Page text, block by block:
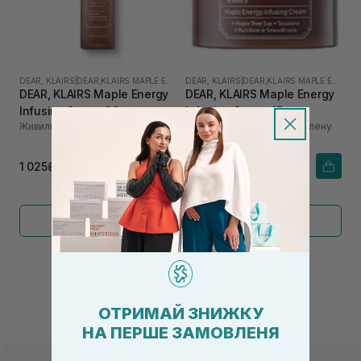
DEAR, KLAIRS DEAR,KLAIRS MAPLE ENERGY
DEAR, KLAIRS Maple Energy
Infusing Serum 30 мл
Живильний серум з соком клену
1 025₴
DEAR, KLAIRS DEAR,KLAIRS MAPLE ENERGY
DEAR, KLAIRS Maple Energy
Infusing Cream 15 мл
Живильний крем з соком клену
370₴
Показати більше
2
ОТРИМАЙ ЗНИЖКУ
НА ПЕРШЕ ЗАМОВЛЕНЯ